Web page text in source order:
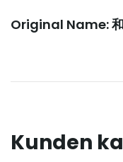
Original Name:
Kunden